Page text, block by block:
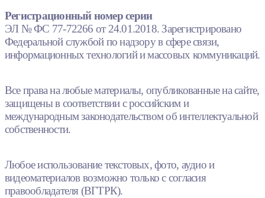
Регистрационный номер серии
ЭЛ № ФС 77-72266 от 24.01.2018. Зарегистрировано
Федеральной службой по надзору в сфере связи,
информационных технологий и массовых коммуникаций.
Все права на любые материалы, опубликованные на сайте,
защищены в соответствии с российским и
международным законодательством об интеллектуальной
собственности.
Любое использование текстовых, фото, аудио и
видеоматериалов возможно только с согласия
правообладателя (ВГТРК).